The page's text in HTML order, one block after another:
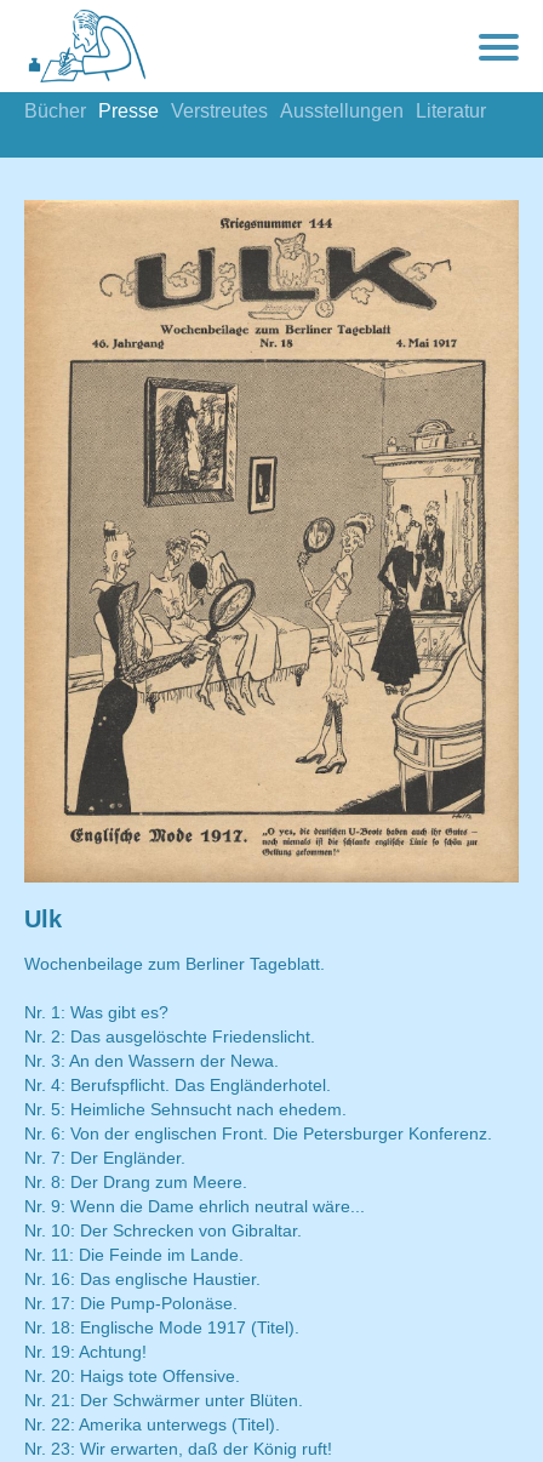
Bücher Presse Verstreutes Ausstellungen Literatur
Ulk
Wochenbeilage zum Berliner Tageblatt.
Nr. 1: Was gibt es?
Nr. 2: Das ausgelöschte Friedenslicht.
Nr. 3: An den Wassern der Newa.
Nr. 4: Berufspflicht. Das Engländerhotel.
Nr. 5: Heimliche Sehnsucht nach ehedem.
Nr. 6: Von der englischen Front. Die Petersburger Konferenz.
Nr. 7: Der Engländer.
Nr. 8: Der Drang zum Meere.
Nr. 9: Wenn die Dame ehrlich neutral wäre...
Nr. 10: Der Schrecken von Gibraltar.
Nr. 11: Die Feinde im Lande.
Nr. 16: Das englische Haustier.
Nr. 17: Die Pump-Polonäse.
Nr. 18: Englische Mode 1917 (Titel).
Nr. 19: Achtung!
Nr. 20: Haigs tote Offensive.
Nr. 21: Der Schwärmer unter Blüten.
Nr. 22: Amerika unterwegs (Titel).
Nr. 23: Wir erwarten, daß der König ruft!